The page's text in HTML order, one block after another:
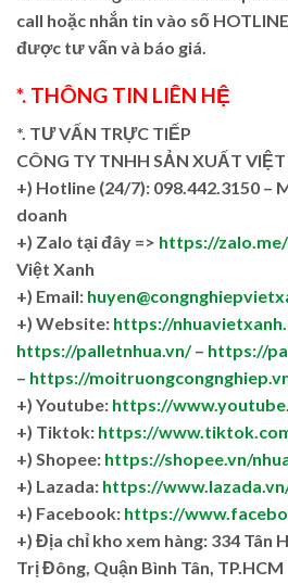
call hoặc nhắn tin vào số
được tư vấn và báo giá.
*. THÔNG TIN LIÊN HỆ
*. TƯ VẤN TRỰC TIẾP
CÔNG TY TNHH SẢN XUẤT
+) Hotline (24/7): 098.442.3150 –
doanh
+) Zalo tại đây => https://
Việt Xanh
+) Email:
+) Website: https://
https://palletnhua.vn/– https://
– https://
+) Youtube: https://
+) Tiktok: https://
+) Shopee: https://shopee.vn/
+) Lazada: https://
+) Facebook: https://
+) Địa chỉ kho xem hàng: 334 Tân
Trị Đông, Quận Bình Tân, TP.HCM